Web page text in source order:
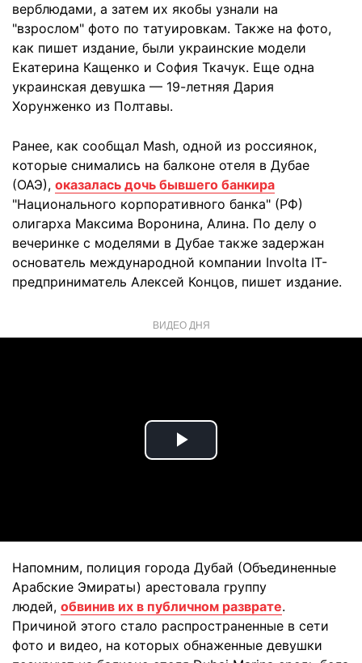
верблюдами, а затем их якобы узнали на
"взрослом" фото по татуировкам. Также на фото,
как пишет издание, были украинские модели
Екатерина Кащенко и София Ткачук. Еще одна
украинская девушка — 19-летняя Дария
Хорунженко из Полтавы.
Ранее, как сообщал Mash, одной из россиянок,
которые снимались на балконе отеля в Дубае
(ОАЭ), оказалась дочь бывшего банкира
"Национального корпоративного банка" (РФ)
олигарха Максима Воронина, Алина. По делу о
вечеринке с моделями в Дубае также задержан
основатель международной компании Involta IT-
предприниматель Алексей Концов, пишет издание.
ВИДЕО ДНЯ
Play
Напомним, полиция города Дубай (Объединенные
Арабские Эмираты) арестовала группу
людей, обвинив их в публичном разврате.
Причиной этого стало распространенные в сети
фото и видео, на которых обнаженные девушки